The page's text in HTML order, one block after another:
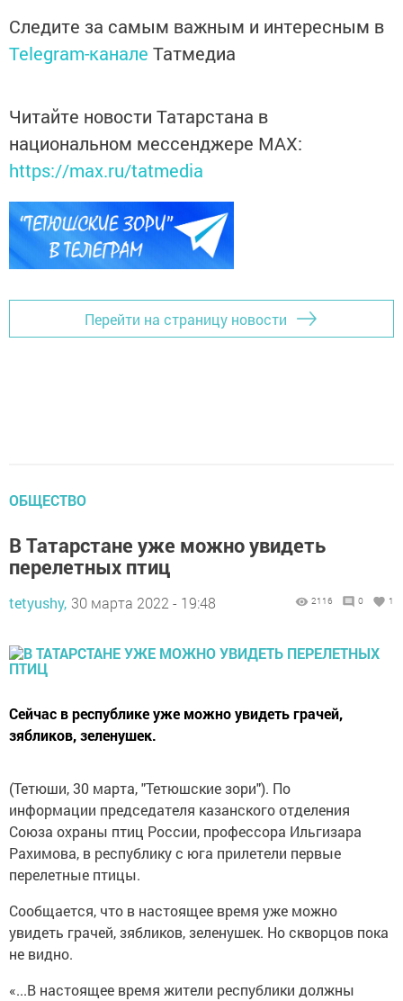
Следите за самым важным и интересным в
Telegram-канале Татмедиа
Читайте новости Татарстана в
национальном мессенджере MАХ:
https://max.ru/tatmedia
Перейти на страницу новости
ОБЩЕСТВО
В Татарстане уже можно увидеть
перелетных птиц
tetyushy, 30 марта 2022 - 19:48 2116 0 1
Сейчас в республике уже можно увидеть грачей,
зябликов, зеленушек.
(Тетюши, 30 марта, "Тетюшские зори"). По
информации председателя казанского отделения
Союза охраны птиц России, профессора Ильгизара
Рахимова, в республику с юга прилетели первые
перелетные птицы.
Сообщается, что в настоящее время уже можно
увидеть грачей, зябликов, зеленушек. Но скворцов пока
не видно.
«...В настоящее время жители республики должны